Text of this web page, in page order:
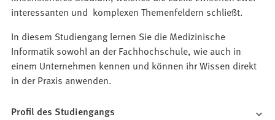
interessanten und komplexen Themenfeldern schließt.
In diesem Studiengang lernen Sie die Medizinische
Informatik sowohl an der Fachhochschule, wie auch in
einem Unternehmen kennen und können ihr Wissen direkt
in der Praxis anwenden.
Profil des Studiengangs